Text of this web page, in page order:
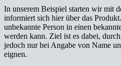
In unserem Beispiel starten wir mit
informiert sich hier über das
unbekannte Person in einen
werden kann. Ziel ist es dabei,
jedoch nur bei Angabe von Name
eignen.